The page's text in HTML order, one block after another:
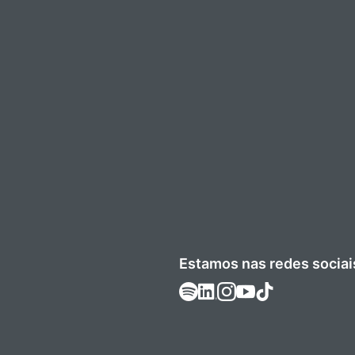
Estamos nas redes